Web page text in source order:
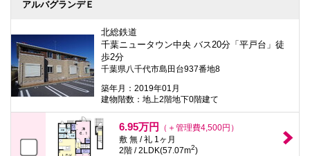
アルバグランデＥ
北総鉄道
千葉ニュータウン中央 バス20分「平戸台」徒
歩2分
千葉県八千代市島田台937番地8
築年月：2019年01月
建物階数：地上2階地下0階建て
6.95万円
（＋管理費4,500円）
敷 無 / 礼 1ヶ月
2階 / 2LDK(57.07m2)